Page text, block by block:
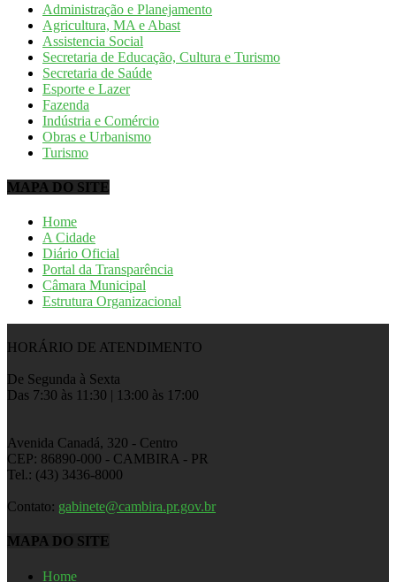
Administração e Planejamento
Agricultura, MA e Abast
Assistencia Social
Secretaria de Educação, Cultura e Turismo
Secretaria de Saúde
Esporte e Lazer
Fazenda
Indústria e Comércio
Obras e Urbanismo
Turismo
MAPA DO SITE
Home
A Cidade
Diário Oficial
Portal da Transparência
Câmara Municipal
Estrutura Organizacional
HORÁRIO DE ATENDIMENTO
De Segunda à Sexta
Das 7:30 às 11:30 | 13:00 às 17:00
Avenida Canadá, 320 - Centro
CEP: 86890-000 - CAMBIRA - PR
Tel.: (43) 3436-8000
Contato: gabinete@cambira.pr.gov.br
MAPA DO SITE
Home